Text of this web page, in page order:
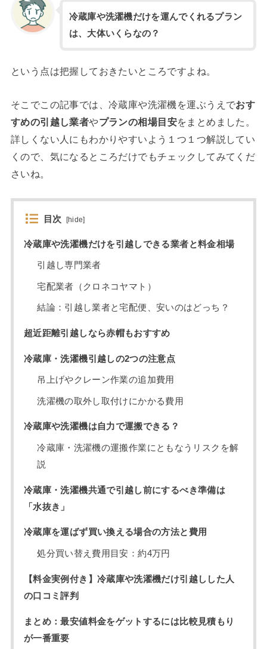
冷蔵庫や洗濯機だけを運んでくれるプラン
は、大体いくらなの？
という点は把握しておきたいところですよね。
そこでこの記事では、冷蔵庫や洗濯機を運ぶうえでおす
すめの引越し業者やプランの相場目安をまとめました。
詳しくない人にもわかりやすいよう１つ１つ解説してい
くので、気になるところだけでもチェックしてみてくだ
さいね。
目次 [hide]
冷蔵庫や洗濯機だけを引越しできる業者と料金相場
引越し専門業者
宅配業者（クロネコヤマト）
結論：引越し業者と宅配便、安いのはどっち？
超近距離引越しなら赤帽もおすすめ
冷蔵庫・洗濯機引越しの2つの注意点
吊上げやクレーン作業の追加費用
洗濯機の取外し取付けにかかる費用
冷蔵庫や洗濯機は自力で運搬できる？
冷蔵庫・洗濯機の運搬作業にともなうリスクを解
説
冷蔵庫・洗濯機共通で引越し前にするべき準備は
「水抜き」
冷蔵庫を運ばず買い換える場合の方法と費用
処分買い替え費用目安：約4万円
【料金実例付き】冷蔵庫や洗濯機だけ引越しした人
の口コミ評判
まとめ：最安値料金をゲットするには比較見積もり
が一番重要